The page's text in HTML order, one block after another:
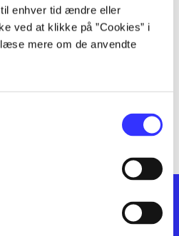
enhver tid ændre eller
ved at klikke på ”Cookies” i
mere om de anvendte
...
...
...
...
...